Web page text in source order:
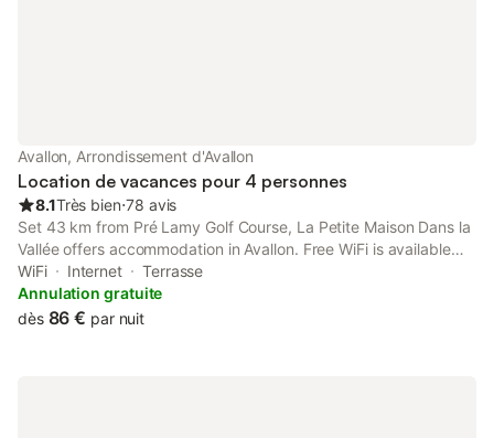
Avallon, Arrondissement d'Avallon
Location de vacances pour 4 personnes
8.1Très bien⋅78 avis
Set 43 km from Pré Lamy Golf Course, La Petite Maison Dans la
Vallée offers accommodation in Avallon. Free WiFi is available
throughout the property and Vézelay Basilica is 17 km away.
WiFi Internet
Terrasse
Annulation gratuite
dès 86 € par nuit